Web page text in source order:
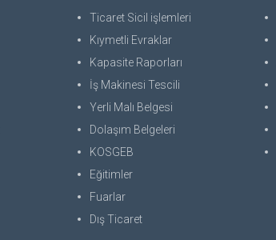
Ticaret Sicil işlemleri
Kıymetli Evraklar
Kapasite Raporları
İş Makinesi Tescili
Yerli Malı Belgesi
Dolaşım Belgeleri
KOSGEB
Eğitimler
Fuarlar
Dış Ticaret